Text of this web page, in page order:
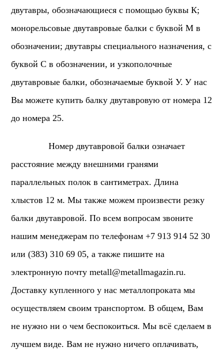
двутавры, обозначающиеся с помощью буквы К;
монорельсовые двутавровые балки с буквой М в
обозначении; двутавры специального назначения, с
буквой С в обозначении, и узкополочные
двутавровые балки, обозначаемые буквой У. У нас
Вы можете купить балку двутавровую от номера 12
до номера 25.
Номер двутавровой балки означает
расстояние между внешними гранями
параллельных полок в сантиметрах. Длина
хлыстов 12 м. Мы также можем произвести резку
балки двутавровой. По всем вопросам звоните
нашим менеджерам по телефонам +7 913 914 52 30
или (383) 310 69 05, а также пишите на
электронную почтуmetall@metallmagazin.ru.
Доставку купленного у нас металлопроката мы
осуществляем своим транспортом. В общем, Вам
не нужно ни о чем беспокоиться. Мы всё сделаем в
лучшем виде. Вам не нужно ничего оплачивать,